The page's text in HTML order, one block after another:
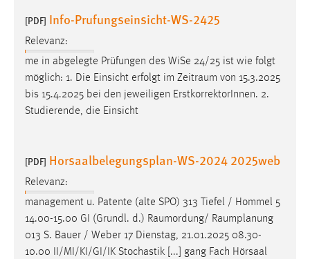
[PDF] Info-Prufungseinsicht-WS-2425
Relevanz:
me in abgelegte Prüfungen des WiSe 24/25 ist wie folgt
möglich: 1. Die Einsicht erfolgt im Zeitraum von 15.3.2025
bis 15.4.2025 bei den jeweiligen ErstkorrektorInnen. 2.
Studierende, die Einsicht
[PDF] Horsaalbelegungsplan-WS-2024 2025web
Relevanz:
management u. Patente (alte SPO) 313 Tiefel / Hommel 5
14.00-15.00 GI (Grundl. d.) Raumordung/ Raumplanung
013 S. Bauer / Weber 17 Dienstag, 21.01.2025 08.30-
10.00 II/MI/KI/GI/IK Stochastik [...] gang Fach Hörsaal